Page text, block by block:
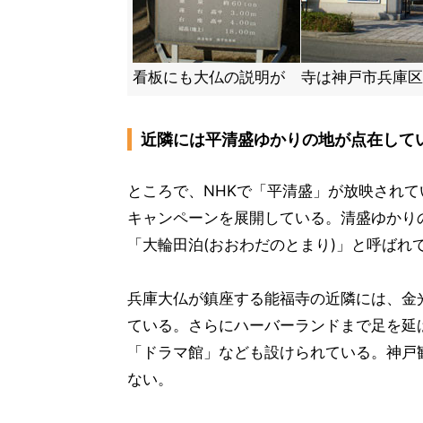
看板にも大仏の説明が 寺は神戸市兵庫
近隣には平清盛ゆかりの地が点在して
ところで、NHKで「平清盛」が放映され
キャンペーンを展開している。清盛ゆか
「大輪田泊(おおわだのとまり)」と呼ばれ
兵庫大仏が鎮座する能福寺の近隣には、
ている。さらにハーバーランドまで足を
「ドラマ館」なども設けられている。神
ない。